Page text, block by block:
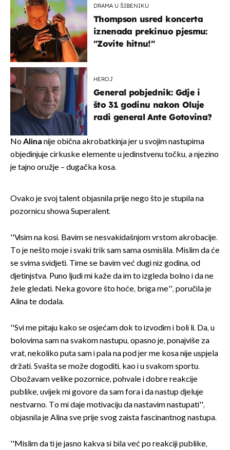
DRAMA U ŠIBENIKU
Thompson usred koncerta
iznenada prekinuo pjesmu:
"Zovite hitnu!"
HEROJ
General pobjednik: Gdje i
što 31 godinu nakon Oluje
radi general Ante Gotovina?
NoAlina nije obična akrobatkinja jer u svojim nastupima
objedinjuje cirkuske elemente u jedinstvenu točku, a njezino
je tajno oružje – dugačka kosa.
Ovako je svoj talent objasnila prije nego što je stupila na
pozornicu showa Superalent.
''Visim na kosi. Bavim se nesvakidašnjom vrstom akrobacije.
To je nešto moje i svaki trik sam sama osmislila. Mislim da će
se svima svidjeti. Time se bavim već dugi niz godina, od
djetinjstva. Puno ljudi mi kaže da im to izgleda bolno i da ne
žele gledati. Neka govore što hoće, briga me'', poručila je
Alina te dodala.
''Svi me pitaju kako se osjećam dok to izvodim i boli li. Da, u
bolovima sam na svakom nastupu, opasno je, ponajviše za
vrat, nekoliko puta sam i pala na pod jer me kosa nije uspjela
držati. Svašta se može dogoditi, kao i u svakom sportu.
Obožavam velike pozornice, pohvale i dobre reakcije
publike, uvijek mi govore da sam fora i da nastup djeluje
nestvarno. To mi daje motivaciju da nastavim nastupati'',
objasnila je Alina sve prije svog zaista fascinantnog nastupa.
''Mislim da ti je jasno kakva si bila već po reakciji publike,